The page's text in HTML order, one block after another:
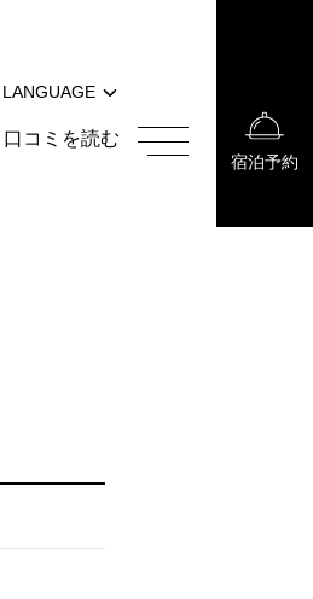
LANGUAGE
English
口コミを読む
한국어
宿泊予約